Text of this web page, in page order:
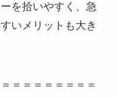
を拾いやすく、急
いメリットも大き
＝＝＝＝＝＝＝＝